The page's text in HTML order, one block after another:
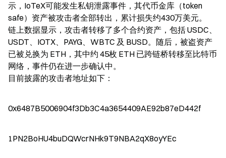
示，IoTeX可能发生私钥泄露事件，其代币金库（token
safe）资产被攻击者全部转出，累计损失约430万美元。
链上数据显示，攻击者转移了多个合约资产，包括 USDC、
USDT、IOTX、PAYG、WBTC 及 BUSD。随后，被盗资产
已被兑换为 ETH，其中约 45枚 ETH 已跨链桥转移至比特币
网络，事件仍在进一步确认中。
目前披露的攻击者地址如下：
0x6487B5006904f3Db3C4a3654409AE92b87eD442f
1PN2BoHU4buDQWcrNHk9T9NBA2qX8oyYEc